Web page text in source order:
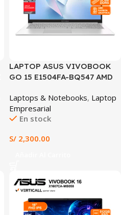
LAPTOP ASUS VIVOBOOK
GO 15 E1504FA-BQ547 AMD
512GB SSD AMD RADEON
GRAPHICS 15.6″ FHD IPS
FREEDOS GRIS (E1504FA-
Laptops & Notebooks, Laptop
Empresarial
En stock
S/ 2,300.00
SALE